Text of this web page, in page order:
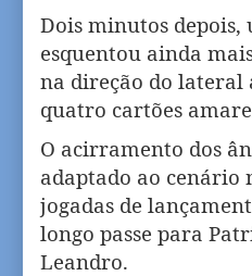
Dois minutos depois,
esquentou ainda
na direção do lateral
quatro cartões
O acirramento dos
adaptado ao cenário
jogadas de
longo passe para
Leandro.